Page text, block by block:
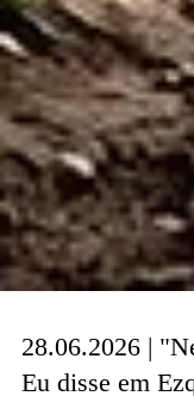
28.06.2026 |